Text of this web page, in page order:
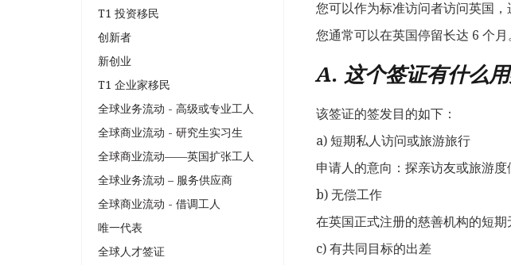
T1 投资移民
创新者
新创业
T1 企业家移民
全球业务流动 - 高级或专业工人
全球商业流动 - 研究生实习生
全球商业流动——英国扩张工人
全球业务流动 – 服务供应商
全球商业流动 - 借调工人
唯一代表
全球人才签证
您可以作为标准访问者访问英国
您通常可以在英国停留长达 6 个
A. 这个签证有什么
该签证的签发目的如下：
a) 短期私人访问或旅游旅行
申请人的意向：探亲访友或旅游度
b) 无偿工作
在英国正式注册的慈善机构的短期
c) 有共同目标的出差